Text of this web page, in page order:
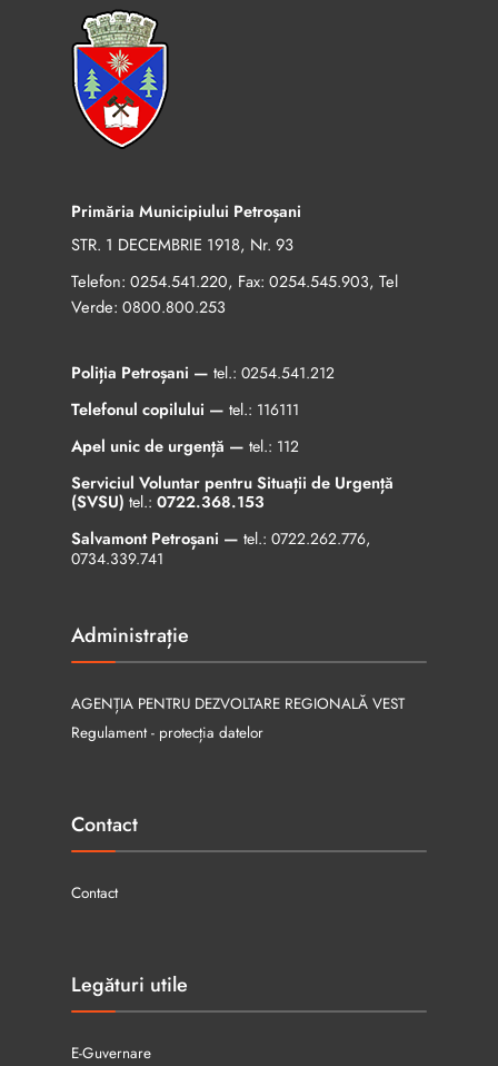
Primăria Municipiului Petroșani
STR. 1 DECEMBRIE 1918, Nr. 93
Telefon: 0254.541.220, Fax: 0254.545.903, Tel
Verde: 0800.800.253
Poliția Petroșani — tel.: 0254.541.212
Telefonul copilului — tel.: 116111
Apel unic de urgență — tel.: 112
Serviciul Voluntar pentru Situații de Urgență
(SVSU) tel.: 0722.368.153
Salvamont Petroșani — tel.: 0722.262.776,
0734.339.741
Administrație
AGENȚIA PENTRU DEZVOLTARE REGIONALĂ VEST
Regulament - protecția datelor
Contact
Contact
Legături utile
E-Guvernare